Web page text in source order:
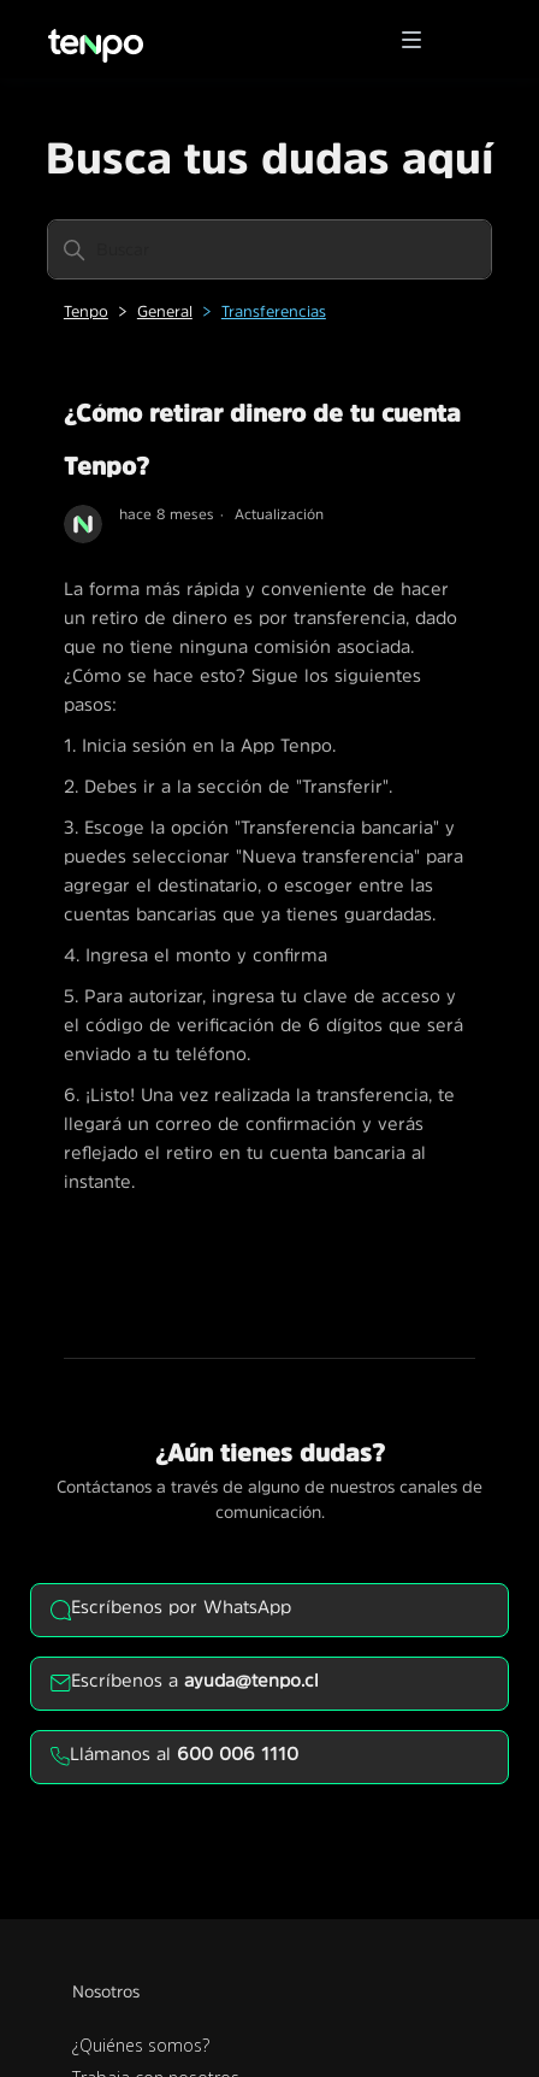
Busca tus dudas aquí
Tenpo General Transferencias
¿Cómo retirar dinero de tu cuenta
Tenpo?
hace 8 meses Actualización
La forma más rápida y conveniente de hacer
un retiro de dinero es por transferencia, dado
que no tiene ninguna comisión asociada.
¿Cómo se hace esto? Sigue los siguientes
pasos:
1. Inicia sesión en la App Tenpo.
2. Debes ir a la sección de "Transferir".
3. Escoge la opción "Transferencia bancaria" y
puedes seleccionar "Nueva transferencia" para
agregar el destinatario, o escoger entre las
cuentas bancarias que ya tienes guardadas.
4. Ingresa el monto y confirma
5. Para autorizar, ingresa tu clave de acceso y
el código de verificación de 6 dígitos que será
enviado a tu teléfono.
6. ¡Listo! Una vez realizada la transferencia, te
llegará un correo de confirmación y verás
reflejado el retiro en tu cuenta bancaria al
instante.
¿Aún tienes dudas?
Contáctanos a través de alguno de nuestros canales de
comunicación.
Escríbenos por WhatsApp
Escríbenos aayuda@tenpo.cl
Llámanos al 600 006 1110
Nosotros
¿Quiénes somos?